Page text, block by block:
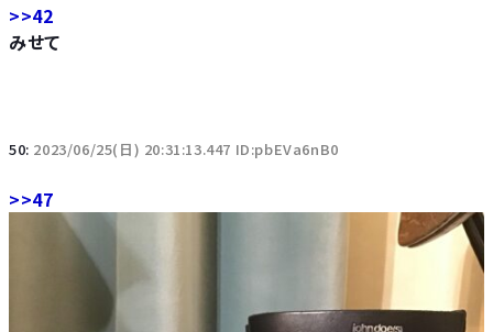
>>42
みせて
50: 2023/06/25(日) 20:31:13.447 ID:pbEVa6nB0
>>47